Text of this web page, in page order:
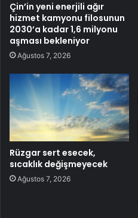
Çin’in yeni enerjili ağır
hizmet kamyonu filosunun
2030’a kadar 1,6 milyonu
aşması bekleniyor
Ağustos 7, 2026
Rüzgar sert esecek,
sıcaklık değişmeyecek
Ağustos 7, 2026